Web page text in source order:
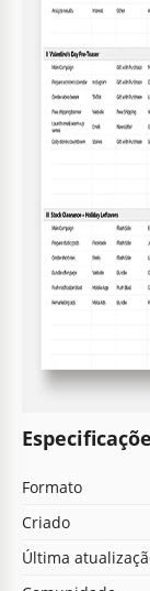
Formato
Criado
Última